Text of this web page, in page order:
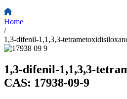
Home
/
1,3-difenil-1,1,3,3-
1,3-difenil-1,1,3,3-
CAS: 17938-09-9